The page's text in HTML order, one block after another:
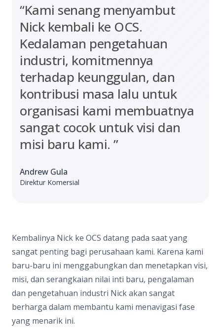
“Kami senang menyambut
Nick kembali ke OCS.
Kedalaman pengetahuan
industri, komitmennya
terhadap keunggulan, dan
kontribusi masa lalu untuk
organisasi kami membuatnya
sangat cocok untuk visi dan
misi baru kami. ”
Andrew Gula
Direktur Komersial
Kembalinya Nick ke OCS datang pada saat yang
sangat penting bagi perusahaan kami. Karena kami
baru-baru ini menggabungkan dan menetapkan visi,
misi, dan serangkaian nilai inti baru, pengalaman
dan pengetahuan industri Nick akan sangat
berharga dalam membantu kami menavigasi fase
yang menarik ini.